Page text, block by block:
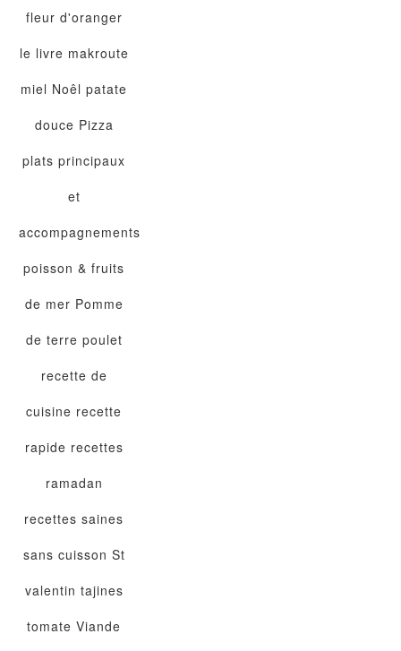
fleur d'oranger
le livre makroute
miel Noêl patate
douce Pizza
plats principaux
et
accompagnements
poisson & fruits
de mer Pomme
de terre poulet
recette de
cuisine recette
rapide recettes
ramadan
recettes saines
sans cuisson St
valentin tajines
tomate Viande